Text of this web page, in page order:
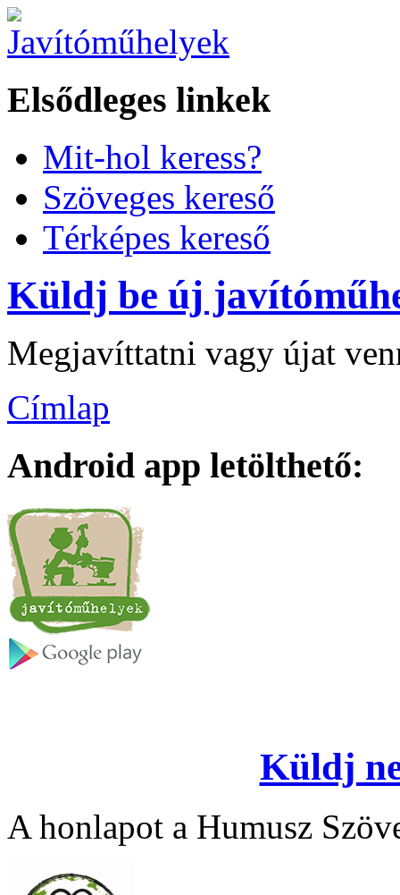
Elsődleges linkek
Mit-hol keress?
Szöveges kereső
Térképes kereső
Küldj be új
Megjavíttatni vagy újat
Címlap
Android app letölthető:
Küldj
A honlapot a Humusz